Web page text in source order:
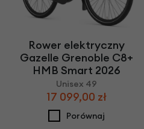
Rower elektryczny
Gazelle Grenoble C8+
HMB Smart 2026
Unisex 49
17 099,00 zł
Porównaj